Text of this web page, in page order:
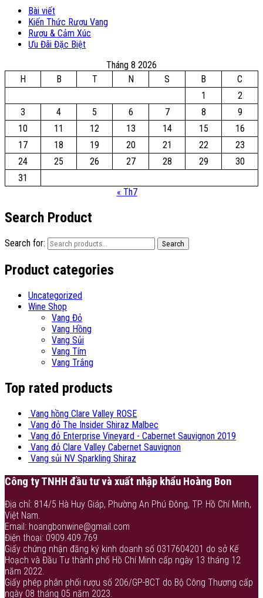
Bài viết
Kiến Thức Rượu Vang
Rượu & Cảm Xúc
Ưu Đãi Đặc Biệt
Tháng 8 2026
H
B T N S B
C
1
2
3
4 5 6 7 8
9
10
11 12 13 14 15
16
17
18 19 20 21 22
23
24
25 26 27 28 29
30
31
« Th7
Search Product
Search for: Search
Product categories
Uncategorized
Wine Shop
Vang Đỏ
Vang Hồng
Vang Sủi
Vang Tím
Vang Trắng
Top rated products
Vang hồng Clare Valley ROSE
Vang đỏ The Insider Shiraz Malbec
Vang đỏ Enterprise Vineyard - Cabernet Sauvignon 2019
Vang đỏ Clare Valley Cabernet Sauvignon
Vang sủi NV Sparkling Shiraz
Công ty TNHH đầu tư và xuất nhập khẩu Hoàng Bon
Địa chỉ: 814/5 Hà Huy Giáp, Phường An Phú Đông, TP. Hồ Chí Minh,
Việt Nam.
Email: hoangbonwine@gmail.com
Điện thoại: 0909.409.769
Giấy chứng nhận đăng ký kinh doanh số 0317604201 do sở Kế
Hoạch và Đầu Tư thành phố Hồ Chí Minh cấp ngày 13 tháng 12
năm 2022.
Giấy phép phân phối rượu số 206/GP-BCT do Bộ Công Thương cấp
ngày 08 tháng 05 năm 2023.